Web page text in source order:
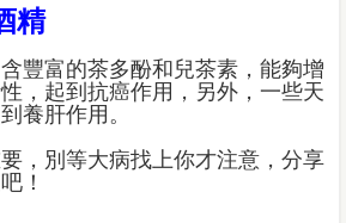
精
豐富的茶多酚和兒茶素，能夠增
，起到抗癌作用，另外，一些天
養肝作用。
，別等大病找上你才注意，分享
！